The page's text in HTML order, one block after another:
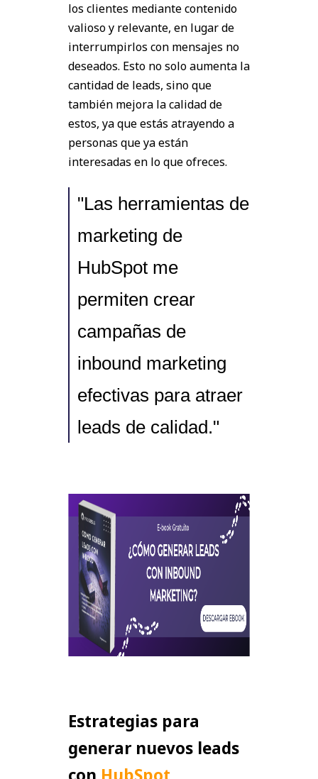
los clientes mediante contenido
valioso y relevante, en lugar de
interrumpirlos con mensajes no
deseados. Esto no solo aumenta la
cantidad de leads, sino que
también mejora la calidad de
estos, ya que estás atrayendo a
personas que ya están
interesadas en lo que ofreces.
"Las herramientas de
marketing de
HubSpot me
permiten crear
campañas de
inbound marketing
efectivas para atraer
leads de calidad."
Estrategias para
generar nuevos leads